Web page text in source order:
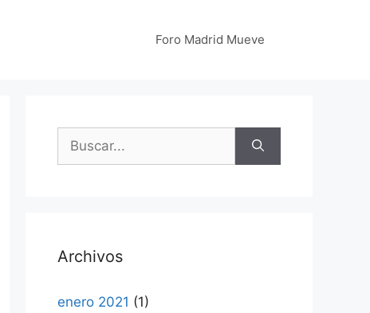
Foro Madrid Mueve
Buscar:
Archivos
enero 2021 (1)